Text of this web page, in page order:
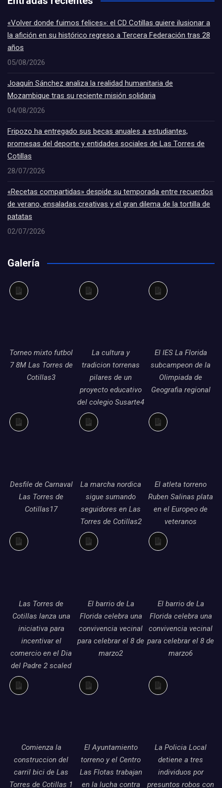
«Volver donde fuimos felices»: el CD Cotillas quiere ilusionar a
la afición en su histórico regreso a Tercera Federación tras 28
años
05/08/2026
Joaquín Sánchez analiza la realidad humanitaria de
Mozambique tras su reciente misión solidaria
04/08/2026
Fripozo ha entregado sus becas anuales a estudiantes,
promesas del deporte y entidades sociales de Las Torres de
Cotillas
28/07/2026
«Recetas compartidas» despide su temporada entre recuerdos
de verano, ensaladas creativas y el gran dilema de la tortilla de
patatas
02/07/2026
Galería
Larga
Torneo mixto futbol
7 8M Las Torres de
Cotillas3
Larga
La cultura y
tradicion torrenas
pilares de un
proyecto educativo
del colegio Susarte4
Larga
El IES La Florida
subcampeon de la
Olimpiada de
Geografia regional
Larga
Desfile de Carnaval
Las Torres de
Cotillas17
Larga
La marcha nordica
sigue sumando
seguidores en Las
Torres de Cotillas2
Larga
El atleta torreno
Ruben Salinas plata
en el Europeo de
veteranos
Larga
Las Torres de
Cotillas lanza una
iniciativa para
incentivar el
comercio en el Dia
del Padre 2 scaled
Larga
El barrio de La
Florida celebra una
convivencia vecinal
para celebrar el 8 de
marzo2
Larga
El barrio de La
Florida celebra una
convivencia vecinal
para celebrar el 8 de
marzo6
Larga
Comienza la
construccion del
carril bici de Las
Torres de Cotillas 1
Larga
El Ayuntamiento
torreno y el Centro
Las Flotas trabajan
en la lucha contra
Larga
La Policia Local
detiene a tres
individuos por
presuntos robos con